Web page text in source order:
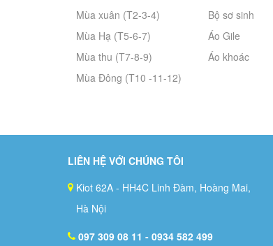
Mùa xuân (T2-3-4)
Mùa Hạ (T5-6-7)
Mùa thu (T7-8-9)
Mùa Đông (T10 -11-12)
Bộ sơ sinh
Áo Gile
Áo khoác
LIÊN HỆ VỚI CHÚNG TÔI
Kiot 62A - HH4C Linh Đàm, Hoàng Mai,
Hà Nội
097 309 08 11 - 0934 582 499